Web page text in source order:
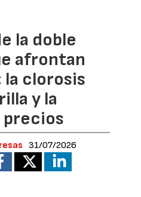
la doble
afrontan
clorosis
y la
precios
31/07/2026